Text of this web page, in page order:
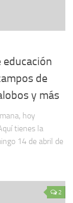
educación
de
y más
hoy
tienes la
14 de abril de
2